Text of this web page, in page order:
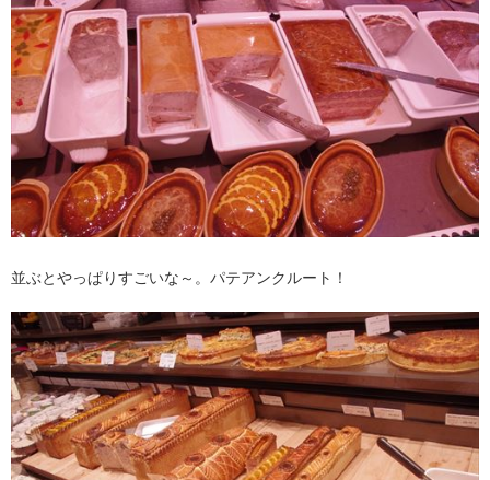
並ぶとやっぱりすごいな～。パテアンクルート！